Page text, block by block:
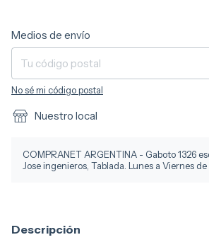
Entregas para el CP:
Medios de envío
No sé mi código postal
Nuestro local
COMPRANET ARGENTINA - Gaboto 1326
Jose ingenieros, Tablada. Lunes a Viernes de
Descripción